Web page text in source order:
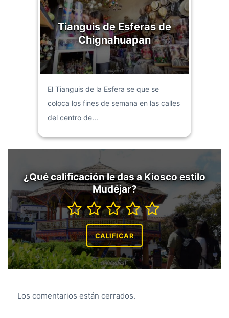
Tianguis de Esferas de
Chignahuapan
El Tianguis de la Esfera se que se
coloca los fines de semana en las calles
del centro de...
¿Qué calificación le das a Kiosco estilo
Mudéjar?
Los comentarios están cerrados.